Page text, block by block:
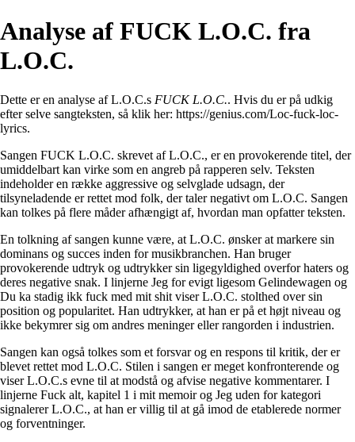
Analyse af FUCK L.O.C. fra
L.O.C.
Dette er en analyse af L.O.C.s FUCK L.O.C.. Hvis du er på udkig
efter selve sangteksten, så klik her: https://genius.com/Loc-fuck-loc-
lyrics.
Sangen FUCK L.O.C. skrevet af L.O.C., er en provokerende titel, der
umiddelbart kan virke som en angreb på rapperen selv. Teksten
indeholder en række aggressive og selvglade udsagn, der
tilsyneladende er rettet mod folk, der taler negativt om L.O.C. Sangen
kan tolkes på flere måder afhængigt af, hvordan man opfatter teksten.
En tolkning af sangen kunne være, at L.O.C. ønsker at markere sin
dominans og succes inden for musikbranchen. Han bruger
provokerende udtryk og udtrykker sin ligegyldighed overfor haters og
deres negative snak. I linjerne Jeg for evigt ligesom Gelindewagen og
Du ka stadig ikk fuck med mit shit viser L.O.C. stolthed over sin
position og popularitet. Han udtrykker, at han er på et højt niveau og
ikke bekymrer sig om andres meninger eller rangorden i industrien.
Sangen kan også tolkes som et forsvar og en respons til kritik, der er
blevet rettet mod L.O.C. Stilen i sangen er meget konfronterende og
viser L.O.C.s evne til at modstå og afvise negative kommentarer. I
linjerne Fuck alt, kapitel 1 i mit memoir og Jeg uden for kategori
signalerer L.O.C., at han er villig til at gå imod de etablerede normer
og forventninger.